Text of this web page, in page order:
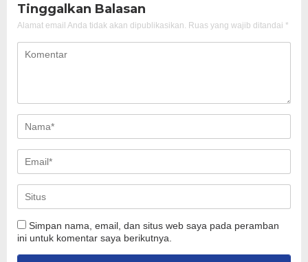
Tinggalkan Balasan
Alamat email Anda tidak akan dipublikasikan. Ruas yang wajib ditandai *
Simpan nama, email, dan situs web saya pada peramban
ini untuk komentar saya berikutnya.